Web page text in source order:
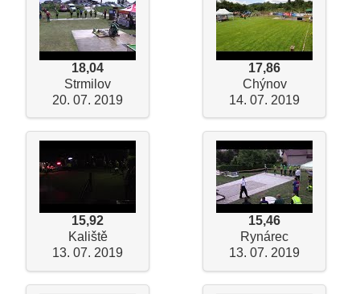
18,04
Strmilov
20. 07. 2019
17,86
Chýnov
14. 07. 2019
15,92
Kaliště
13. 07. 2019
15,46
Rynárec
13. 07. 2019